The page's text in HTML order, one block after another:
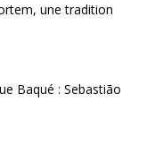
une tradition
Baqué : Sebastião